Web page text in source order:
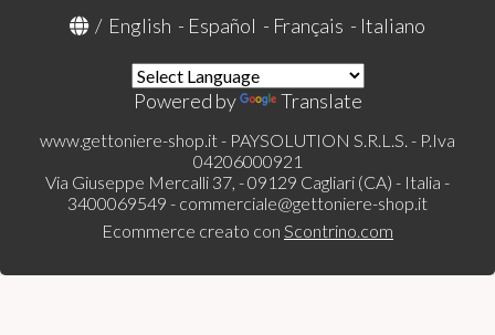
/ English - Español - Français - Italiano
Powered by Translate
www.gettoniere-shop.it - PAYSOLUTION S.R.L.S. - P.Iva
04206000921
Via Giuseppe Mercalli 37, - 09129 Cagliari (CA) - Italia -
3400069549 - commerciale@gettoniere-shop.it
Ecommerce creato con Scontrino.com